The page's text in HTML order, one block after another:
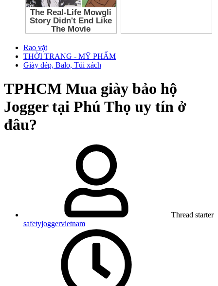
Rao vặt
THỜI TRANG - MỸ PHẨM
Giày dép, Balo, Túi xách
TPHCM Mua giày bảo hộ
Jogger tại Phú Thọ uy tín ở
đâu?
Thread starter
safetyjoggervietnam